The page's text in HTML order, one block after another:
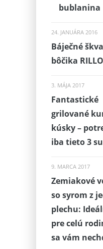
bublanina
24. JANUÁRA 2016
Báječné
bôčika
3. MÁJA 2017
Fantastické
grilované
kúsky –
iba tieto 3
9. MARCA 2017
Zemiakové
so syrom z
plechu:
pre celú
sa vám